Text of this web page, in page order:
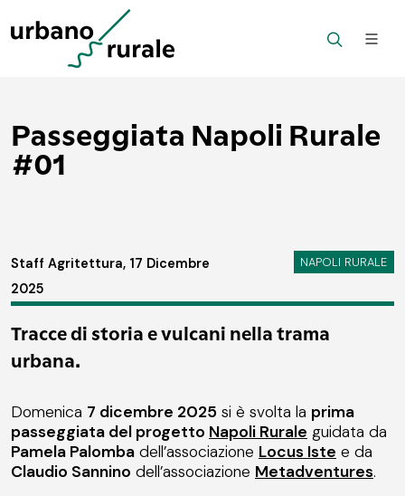
Passeggiata Napoli Rurale
#01
Staff Agritettura, 17 Dicembre
2025
NAPOLI RURALE
Tracce di storia e vulcani nella trama
urbana.
Domenica 7 dicembre 2025 si è svolta la prima
passeggiata del progetto Napoli Rurale guidata da
Pamela Palomba dell’associazione Locus Iste e da
Claudio Sannino dell’associazione Metadventures.